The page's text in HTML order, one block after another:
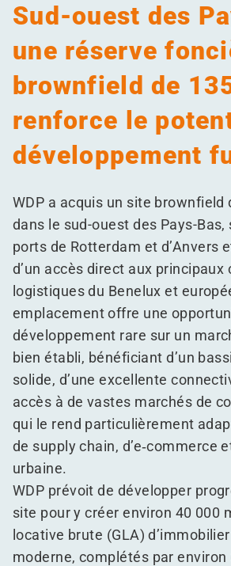
Sud-ouest des
une réserve
brownfield de
renforce le
développement
WDP a acquis un site brownfield
dans le sud-ouest des Pays-
ports de Rotterdam et d’Anvers
d’un accès direct aux principaux
logistiques du Benelux et
emplacement offre une
développement rare sur un
bien établi, bénéficiant d’un
solide, d’une excellente
accès à de vastes marchés de
qui le rend particulièrement
de supply chain, d’e‑commerce
urbaine.
WDP prévoit de développer
site pour y créer environ 40 000
locative brute (GLA)
moderne, complétés par environ